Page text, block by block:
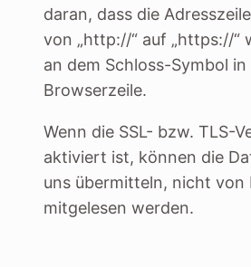
daran, dass die
von „http://“ auf „https://“
an dem Schloss-Symbol
Browserzeile.
Wenn die SSL- bzw. TLS-
aktiviert ist, können die
uns übermitteln, nicht von
mitgelesen werden.